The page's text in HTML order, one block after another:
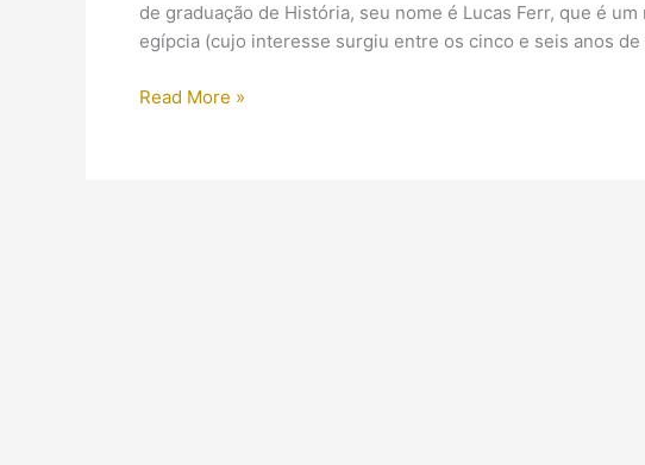
de graduação de História, seu nome é Lucas Ferr, que é
egípcia (cujo interesse surgiu entre os cinco e seis anos
【Vídeo】
Read More »